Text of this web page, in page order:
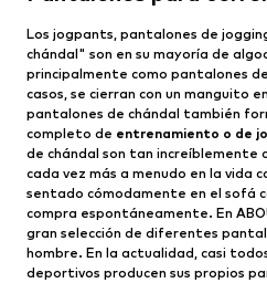
Los jogpants, pantalones de
chándal" son en su mayoría de
principalmente como pantalones
casos, se cierran con un manguito
pantalones de chándal también
completo de entrenamiento o de
de chándal son tan increíblemente
cada vez más a menudo en la vida
sentado cómodamente en el sofá
compra espontáneamente. En
gran selección de diferentes
hombre. En la actualidad, casi
deportivos producen sus propios